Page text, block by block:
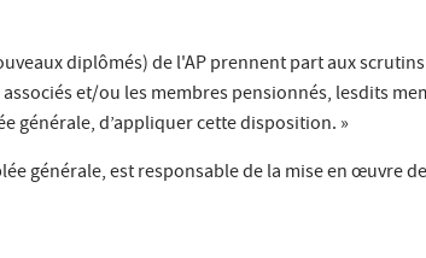
diplômés) de l'AP prennent part aux
et/ou les membres pensionnés, lesdits
générale, d’appliquer cette disposition. »
générale, est responsable de la mise en œuvre